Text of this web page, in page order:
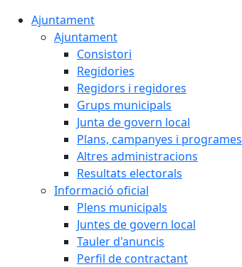
Ajuntament
Ajuntament
Consistori
Regidories
Regidors i regidores
Grups municipals
Junta de govern local
Plans, campanyes i programes
Altres administracions
Resultats electorals
Informació oficial
Plens municipals
Juntes de govern local
Tauler d'anuncis
Perfil de contractant